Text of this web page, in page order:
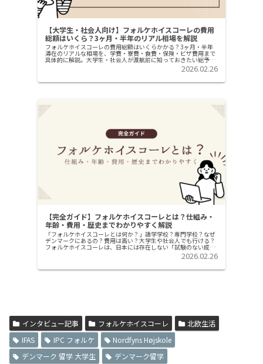
【大学生・社会人向け】フォルケホイスコーレの費用
総額はいくら？3ヶ月・半年のリアル相場を解説
フォルケホイスコーレの費用総額はいくらかかる？3ヶ月・半年
滞在のリアルな相場を、学費・寮費・食費・保険・ビザ費用まで
具体的に解説。大学生・社会人が渡航前に知っておきたい総予算
2026.02.26
【完全ガイド】フォルケホイスコーレとは？仕組み・
年齢・費用・歴史までわかりやすく解説
「フォルケホイスコーレとは何か？」語学学校？専門学校？なぜ
デンマークにあるの？費用は高い？大学生や社会人でも行ける？
フォルケホイスコーレは、日本には存在しない「試験のない成人
教育機関」です。本記事では、フォルケホイスコーレの基本定義
2026.02.26
インタビュー記事 フォルケホイスコーレ
北欧生活
IFAS
IPC フォルケ
Nordfyns Højskole
デンマーク 留学 大学生
デンマーク留学